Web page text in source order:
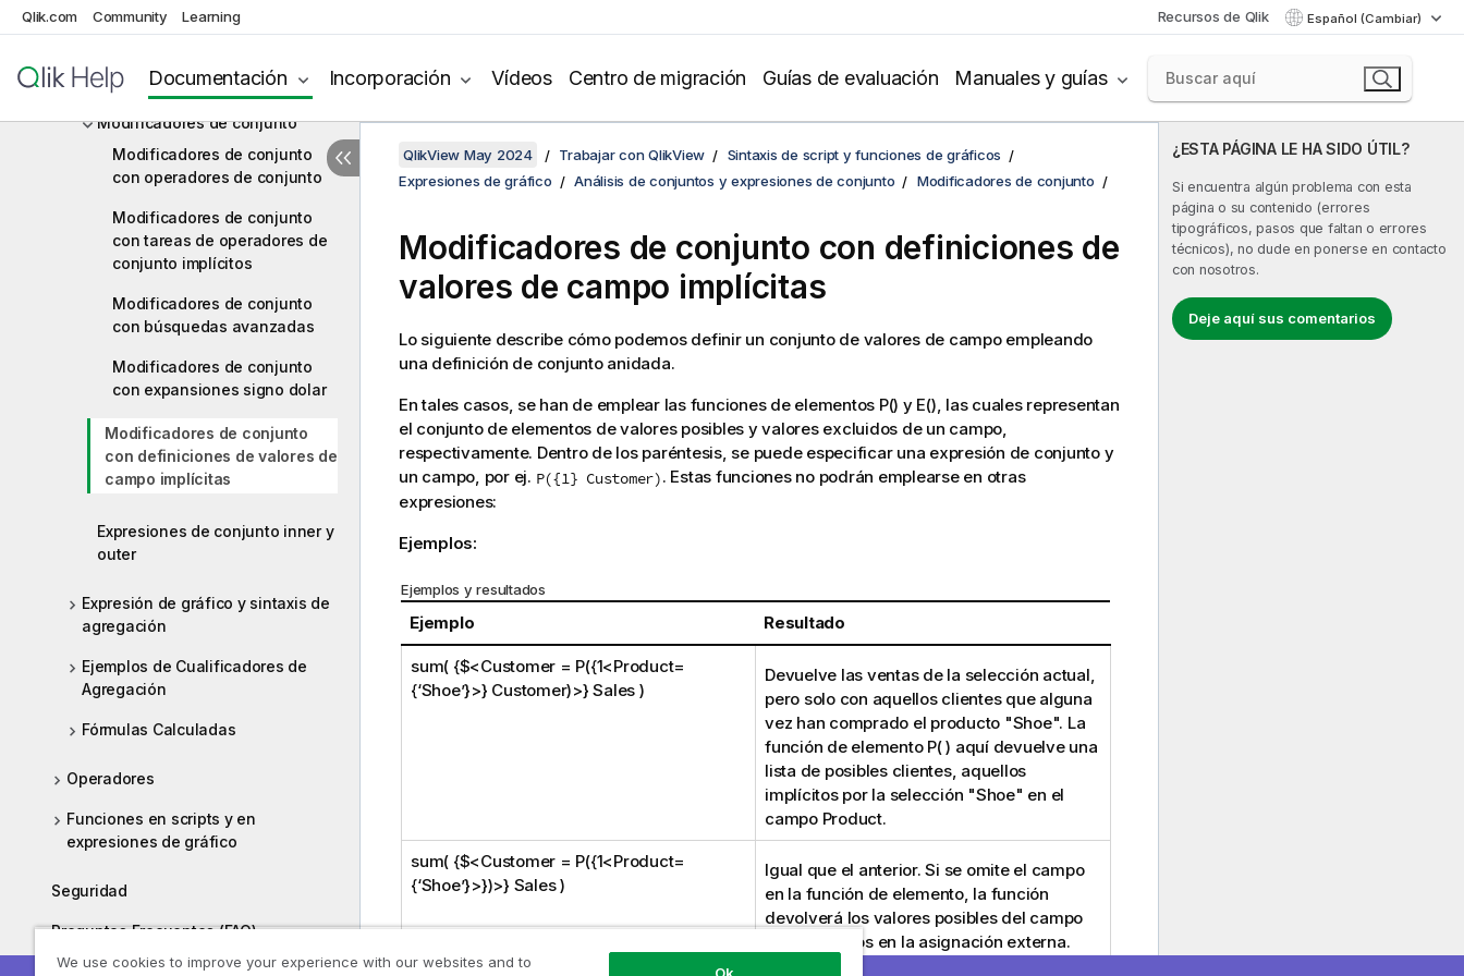
Qlik.com Community Learning Recursos de Qlik Español (Cambiar)
Documentación Incorporación Vídeos Centro de migración Guías de evaluación Manuales y guías
Análisis de conjuntos y
Sintaxis para conjuntos
Modificadores de conjunto
Modificadores de conjunto
con operadores de conjunto
Modificadores de conjunto
con tareas de operadores de
conjunto implícitos
Modificadores de conjunto
con búsquedas avanzadas
Modificadores de conjunto
con expansiones signo dolar
Modificadores de conjunto
con definiciones de valores de
campo implícitas
Expresiones de conjunto inner y
outer
Expresión de gráfico y sintaxis de
agregación
Ejemplos de Cualificadores de
Agregación
Fórmulas Calculadas
Operadores
Funciones en scripts y en
expresiones de gráfico
Seguridad
Preguntas Frecuentes (FAQ)
AJAX /WebView
¿ESTA PÁGINA LE HA SIDO ÚTIL?
Si encuentra algún problema con esta
página o su contenido (errores
tipográficos, pasos que faltan o errores
técnicos), no dude en ponerse en contacto
con nosotros.
Deje aquí sus comentarios
QlikView May 2024 Trabajar con QlikView
Sintaxis de script y funciones de gráficos
Expresiones de gráfico
Análisis de conjuntos y expresiones de conjunto Modificadores de conjunto
Modificadores de conjunto con definiciones de
valores de campo implícitas
Lo siguiente describe cómo podemos definir un conjunto de valores de campo empleando
una definición de conjunto anidada.
En tales casos, se han de emplear las funciones de elementos P() y E(), las cuales representan
el conjunto de elementos de valores posibles y valores excluidos de un campo,
respectivamente. Dentro de los paréntesis, se puede especificar una expresión de conjunto y
un campo, por ej. P({1} Customer). Estas funciones no podrán emplearse en otras
expresiones:
Ejemplos:
Ejemplos y resultados
Ejemplo Resultado
sum( {$<Customer = P({1<Product=
{‘Shoe’}>} Customer)>} Sales )
Devuelve las ventas de la selección actual,
pero solo con aquellos clientes que alguna
vez han comprado el producto "Shoe". La
función de elemento P( ) aquí devuelve una
lista de posibles clientes, aquellos
implícitos por la selección "Shoe" en el
campo Product.
sum( {$<Customer = P({1<Product=
{‘Shoe’}>})>} Sales )
Igual que el anterior. Si se omite el campo
en la función de elemento, la función
devolverá los valores posibles del campo
especificados en la asignación externa.
We use cookies to improve your experience with our websites and to